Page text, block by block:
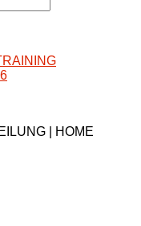
| HOME